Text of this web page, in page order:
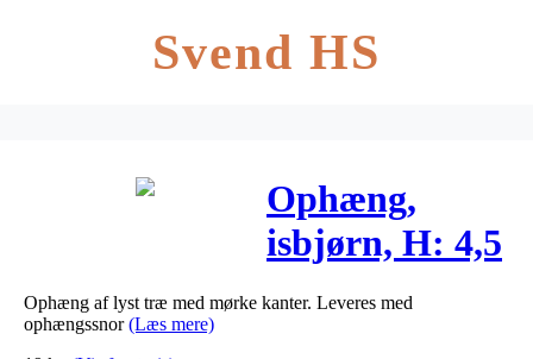
Svend HS
Ophæng,
isbjørn, H: 4,5
cm, B: 7,5 cm,
Ophæng af lyst træ med mørke kanter. Leveres med
ophængssnor(Læs mere)